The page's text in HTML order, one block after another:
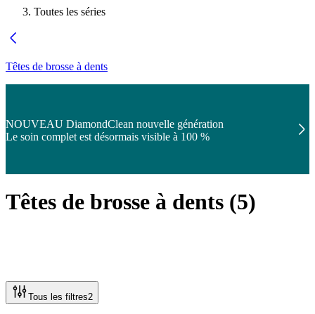
Toutes les séries
Têtes de brosse à dents
NOUVEAU DiamondClean nouvelle génération
Le soin complet est désormais visible à 100 %
Têtes de brosse à dents (5)
Tous les filtres2